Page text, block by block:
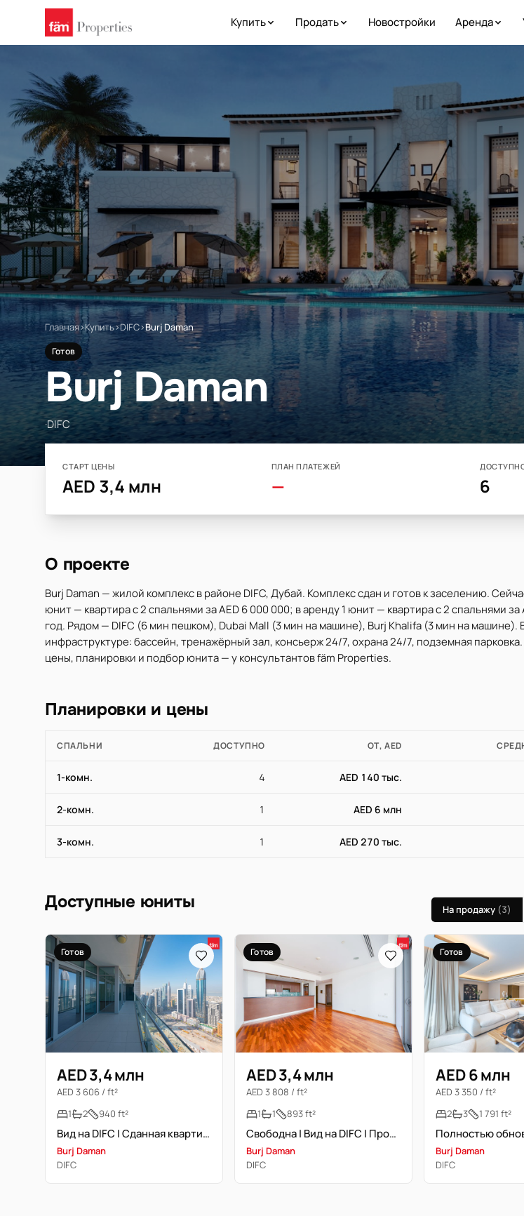
Купить Продать Новостройки Аренда
Главная›Купить›DIFC›Burj Daman
Готов
Burj Daman
·DIFC
СТАРТ ЦЕНЫ
AED 3,4 млн
ПЛАН ПЛАТЕЖЕЙ
— 6
О проекте
Burj Daman — жилой комплекс в районе DIFC, Дубай. Комплекс сдан и готов к заселению.
юнит — квартира с 2 спальнями за AED 6 000 000; в аренду 1 юнит — квартира с 2 спальнями за
год. Рядом — DIFC (6 мин пешком), Dubai Mall (3 мин на машине), Burj Khalifa (3 мин на машине).
инфраструктуре: бассейн, тренажёрный зал, консьерж 24/7, охрана 24/7, подземная
цены, планировки и подбор юнита — у консультантов fäm Properties.
Планировки и цены
СПАЛЬНИ ДОСТУПНО ОТ, AED
1-комн. 4 AED 140 тыс.
2-комн. 1 AED 6 млн
3-комн. 1 AED 270 тыс.
Доступные юниты На продажу (3)
Готов
AED 3,4 млн
AED 3 606 / ft²
1
2 940 ft²
Вид на DIFC | Сданная квартира | Люкс-класс
Burj Daman
DIFC
Готов
AED 3,4 млн
AED 3 808 / ft²
1
1 893 ft²
Свободна | Вид на DIFC | Просторная планировка
Burj Daman
DIFC
Готов
AED 6 млн
AED 3 350 / ft²
2
3 1 791 ft²
Burj Daman
DIFC